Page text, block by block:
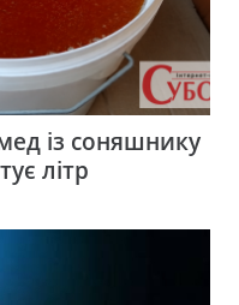
із соняшнику
літр